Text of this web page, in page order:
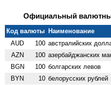
Официальный
Код валюты Наименование
AUD
100 австралийских
AZN 100 азербайджанских
BGN 100 болгарских левов
BYN 10 белорусских рублей